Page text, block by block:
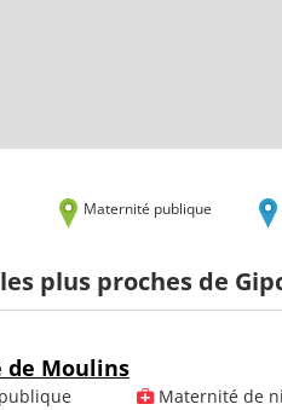
Maternité publique
plus proches de
Moulins
Maternité de